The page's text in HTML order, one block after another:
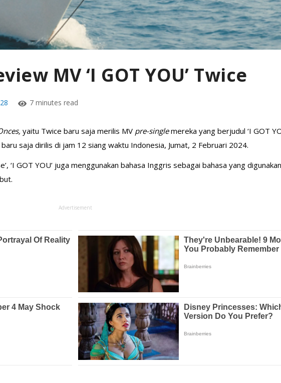
MV ‘I GOT YOU’ Twice
7 minutes read
yaitu Twice baru saja merilis MV pre-singlemereka yang berjudul ‘I GOT
saja dirilis di jam 12 siang waktu Indonesia, Jumat, 2 Februari 2024.
‘I GOT YOU’ juga menggunakan bahasa Inggris sebagai bahasa yang
Advertisement